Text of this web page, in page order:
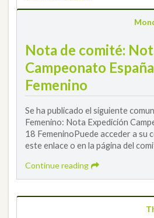
Nota de comité:
Campeonato
Femenino
Se ha publicado el siguiente
Femenino: Nota Expedición
18 FemeninoPuede acceder a su
este enlace o en la página del
Continue reading